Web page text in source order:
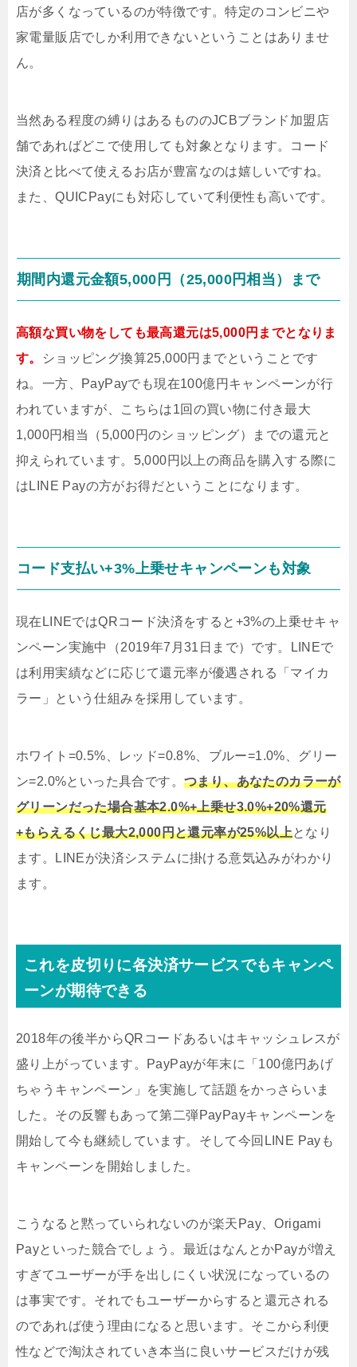
店が多くなっているのが特徴です。特定のコンビニや
家電量販店でしか利用できないということはありませ
ん。
当然ある程度の縛りはあるもののJCBブランド加盟店
舗であればどこで使用しても対象となります。コード
決済と比べて使えるお店が豊富なのは嬉しいですね。
また、QUICPayにも対応していて利便性も高いです。
期間内還元金額5,000円（25,000円相当）まで
高額な買い物をしても最高還元は5,000円までとなりま
す。
ショッピング換算25,000円までということです
ね。一方、PayPayでも現在100億円キャンペーンが行
われていますが、こちらは1回の買い物に付き最大
1,000円相当（5,000円のショッピング）までの還元と
抑えられています。5,000円以上の商品を購入する際に
はLINE Payの方がお得だということになります。
コード支払い+3%上乗せキャンペーンも対象
現在LINEではQRコード決済をすると+3%の上乗せキャ
ンペーン実施中（2019年7月31日まで）です。LINEで
は利用実績などに応じて還元率が優遇される「マイカ
ラー」という仕組みを採用しています。
ホワイト=0.5%、レッド=0.8%、ブルー=1.0%、グリー
ン=2.0%といった具合です。 つまり、あなたのカラーが
グリーンだった場合基本2.0%+上乗せ3.0%+20%還元
+もらえるくじ最大2,000円と還元率が25%以上となり
ます。LINEが決済システムに掛ける意気込みがわかり
ます。
これを皮切りに各決済サービスでもキャンペ
ーンが期待できる
2018年の後半からQRコードあるいはキャッシュレスが
盛り上がっています。PayPayが年末に「100億円あげ
ちゃうキャンペーン」を実施して話題をかっさらいま
した。その反響もあって第二弾PayPayキャンペーンを
開始して今も継続しています。そして今回LINE Payも
キャンペーンを開始しました。
こうなると黙っていられないのが楽天Pay、Origami
Payといった競合でしょう。最近はなんとかPayが増え
すぎてユーザーが手を出しにくい状況になっているの
は事実です。それでもユーザーからすると還元される
のであれば使う理由になると思います。そこから利便
性などで淘汰されていき本当に良いサービスだけが残